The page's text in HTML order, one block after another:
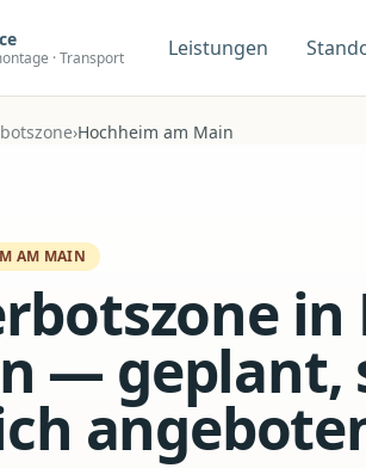
· Transport Leistungen
›Hochheim am Main
AM MAIN
in
— geplant,